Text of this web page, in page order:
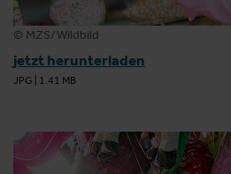
© MZS/Wildbild
jetzt herunterladen
JPG 1.41 MB